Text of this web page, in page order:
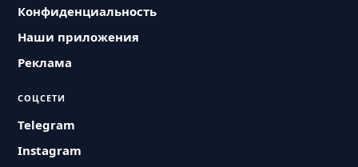
Конфиденциальность
Наши приложения
Реклама
СОЦСЕТИ
Telegram
Instagram